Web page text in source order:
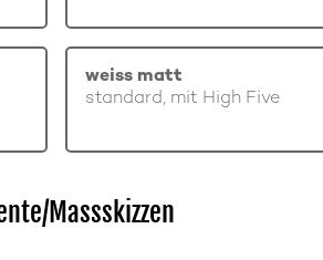
weiss matt
standard, mit High Five
Massskizzen